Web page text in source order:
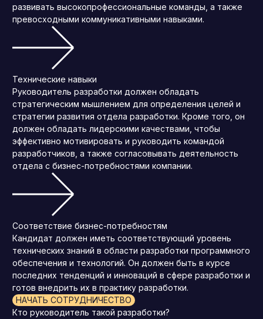
развивать высокопрофессиональные команды, а также
превосходными коммуникативными навыками.
Технические навыки
Руководитель разработки должен обладать
стратегическим мышлением для определения целей и
стратегии развития отдела разработки. Кроме того, он
должен обладать лидерскими качествами, чтобы
эффективно мотивировать и руководить командой
разработчиков, а также согласовывать деятельность
отдела с бизнес-потребностями компании.
Соответствие бизнес-потребностям
Кандидат должен иметь соответствующий уровень
технических знаний в области разработки программного
обеспечения и технологий. Он должен быть в курсе
последних тенденций и инноваций в сфере разработки и
готов внедрить их в практику разработки.
НАЧАТЬ СОТРУДНИЧЕСТВО
Кто руководитель такой разработки?